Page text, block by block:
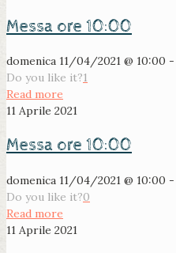
Messa ore 10:00
domenica 11/04/2021 @ 10:00 -
Do you like it?1
Read more
11 Aprile 2021
Messa ore 10:00
domenica 11/04/2021 @ 10:00 -
Do you like it?0
Read more
11 Aprile 2021